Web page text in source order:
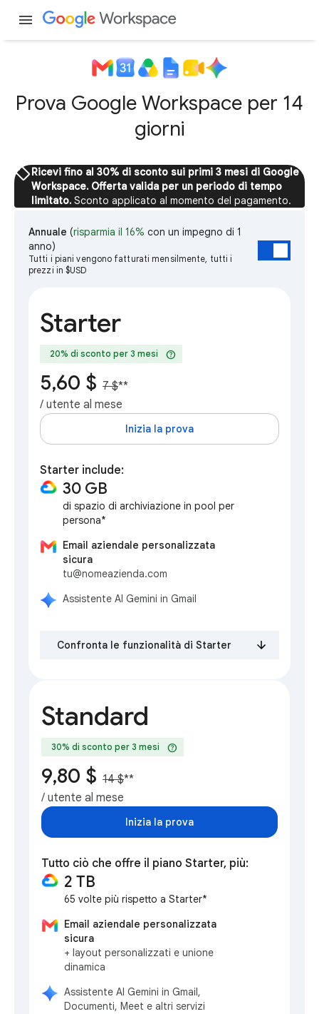
menu
Prova Google Workspace per 14
giorni
sellRicevi fino al 30% di sconto sui primi 3 mesi di Google
Workspace. Offerta valida per un periodo di tempo
limitato. Sconto applicato al momento del pagamento.
Annuale (risparmia il 16% con un impegno di 1
anno)
Tutti i piani vengono fatturati mensilmente, tutti i
prezzi in $USD
Starter
20% di sconto per 3 mesi help
5,60 $ 7 $**
/ utente al mese
Inizia la prova
Starter include:
30 GB
di spazio di archiviazione in pool per
persona*
Email aziendale personalizzata
sicura
tu@nomeazienda.com
Assistente AI Gemini in Gmail
Confronta le funzionalità di Starter
Standard
30% di sconto per 3 mesi help
9,80 $ 14 $**
/ utente al mese
Inizia la prova
Tutto ciò che offre il piano Starter, più:
2 TB
65 volte più rispetto a Starter*
Email aziendale personalizzata
sicura
+ layout personalizzati e unione
dinamica
Assistente AI Gemini in Gmail,
Documenti, Meet e altri servizi